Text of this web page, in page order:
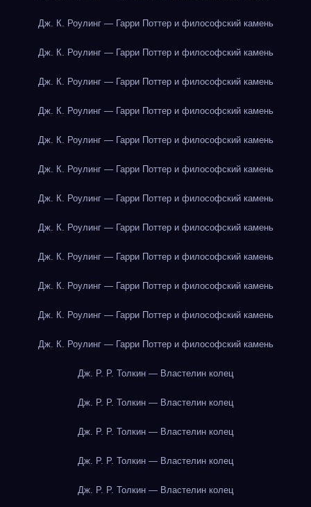
Дж. К. Роулинг — Гарри Поттер и философский камень
Дж. К. Роулинг — Гарри Поттер и философский камень
Дж. К. Роулинг — Гарри Поттер и философский камень
Дж. К. Роулинг — Гарри Поттер и философский камень
Дж. К. Роулинг — Гарри Поттер и философский камень
Дж. К. Роулинг — Гарри Поттер и философский камень
Дж. К. Роулинг — Гарри Поттер и философский камень
Дж. К. Роулинг — Гарри Поттер и философский камень
Дж. К. Роулинг — Гарри Поттер и философский камень
Дж. К. Роулинг — Гарри Поттер и философский камень
Дж. К. Роулинг — Гарри Поттер и философский камень
Дж. К. Роулинг — Гарри Поттер и философский камень
Дж. Р. Р. Толкин — Властелин колец
Дж. Р. Р. Толкин — Властелин колец
Дж. Р. Р. Толкин — Властелин колец
Дж. Р. Р. Толкин — Властелин колец
Дж. Р. Р. Толкин — Властелин колец